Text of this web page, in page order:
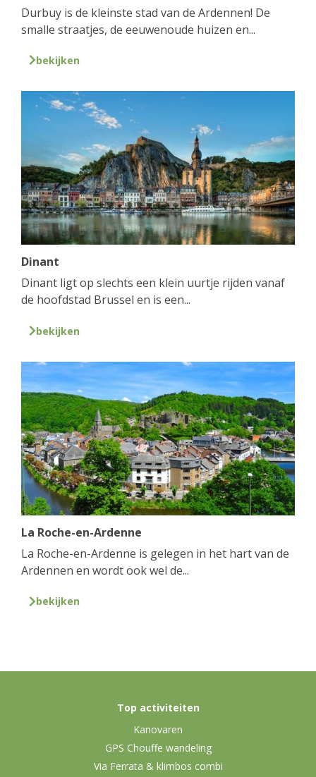
Durbuy is de kleinste stad van de Ardennen! De
smalle straatjes, de eeuwenoude huizen en...
bekijken
Dinant
Dinant ligt op slechts een klein uurtje rijden vanaf
de hoofdstad Brussel en is een...
bekijken
La Roche-en-Ardenne
La Roche-en-Ardenne is gelegen in het hart van de
Ardennen en wordt ook wel de...
bekijken
Top activiteiten
Kanovaren
GPS Chouffe wandeling
Via Ferrata & klimbos combi